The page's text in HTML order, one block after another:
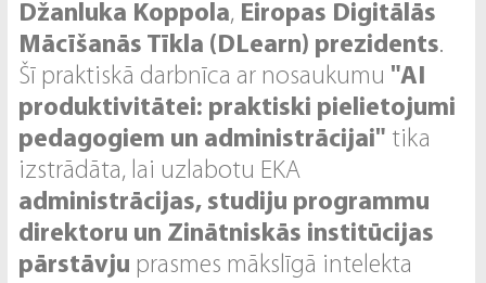
Džanluka Koppola, Eiropas Digitālās
Mācīšanās Tīkla (DLearn) prezidents.
Šī praktiskā darbnīca ar nosaukumu "AI
produktivitātei: praktiski pielietojumi
pedagogiem un administrācijai" tika
izstrādāta, lai uzlabotu EKA
administrācijas, studiju programmu
direktoru un Zinātniskās institūcijas
pārstāvju prasmes mākslīgā intelekta